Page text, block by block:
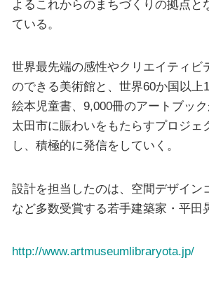
よるこれからのまちづくりの拠点と
ている。
世界最先端の感性やクリエイティビ
のできる美術館と、世界60か国以上
絵本児童書、9,000冊のアートブック
太田市に賑わいをもたらすプロジェ
し、積極的に発信をしていく。
設計を担当したのは、空間デザイン
など多数受賞する若手建築家・平田
http://www.artmuseumlibraryota.jp/